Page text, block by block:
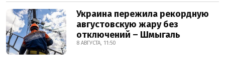
Украина пережила рекордную
августовскую жару без
отключений – Шмыгаль
8 АВГУСТА, 11:50